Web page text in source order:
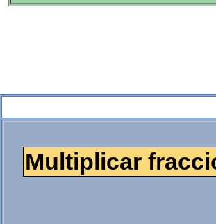
Multiplicar